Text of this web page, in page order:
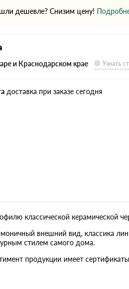
дешевле? Снизим цену!
и Краснодарском крае Узнать
доставка при заказе сегодня
классической керамической
внешний вид, классика
стилем самого дома.
продукции имеет